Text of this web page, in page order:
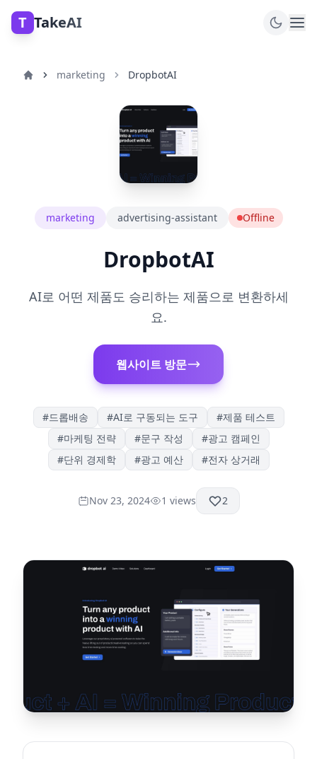
T TakeAI
marketing DropbotAI
marketing advertising-assistant Offline
DropbotAI
AI로 어떤 제품도 승리하는 제품으로 변환하세
요.
웹사이트 방문
#드롭배송 #AI로 구동되는 도구 #제품 테스트
#마케팅 전략 #문구 작성 #광고 캠페인
#단위 경제학 #광고 예산 #전자 상거래
Nov 23, 2024 1 views 2